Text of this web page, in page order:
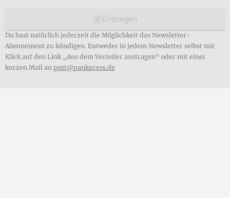
Eintragen
Du hast natürlich jederzeit die Möglichkeit das Newsletter-
Abonnement zu kündigen. Entweder in jedem Newsletter selbst mit
Klick auf den Link „Aus dem Verteiler austragen“ oder mit einer
kurzen Mail an post@pankpress.de